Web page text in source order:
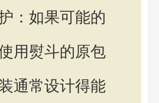
：如果可能的
用熨斗的原包
通常设计得能